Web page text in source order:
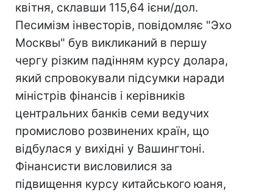
квітня, склавши 115,64 ієни/дол.
Песимізм інвесторів, повідомляє "Эхо
Москвы" був викликаний в першу
чергу різким падінням курсу долара,
який спровокували підсумки наради
міністрів фінансів і керівників
центральних банків семи ведучих
промислово розвинених країн, що
відбулася у вихідні у Вашингтоні.
Фінансисти висловилися за
підвищення курсу китайського юаня,